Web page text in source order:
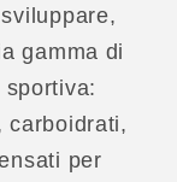
gamma di
carboidrati,
per